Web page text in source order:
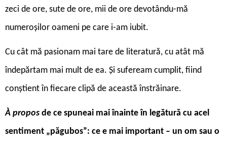
zeci de ore, sute de ore, mii de ore devotându-mă
numeroșilor oameni pe care i-am iubit.
Cu cât mă pasionam mai tare de literatură, cu atât mă
îndepărtam mai mult de ea. Și sufeream cumplit, fiind
conștient în fiecare clipă de această înstrăinare.
À propos de ce spuneai mai înainte în legătură cu acel
sentiment „păgubos”: ce e mai important – un om sau o